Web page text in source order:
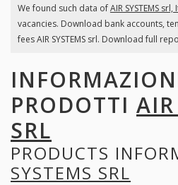
We found such data ofAIR SYSTEMS srl,
vacancies. Download bank accounts,
fees AIR SYSTEMS srl. Download full
PRODOTTI
SRL
PRODUCTS
SYSTEMS SRL